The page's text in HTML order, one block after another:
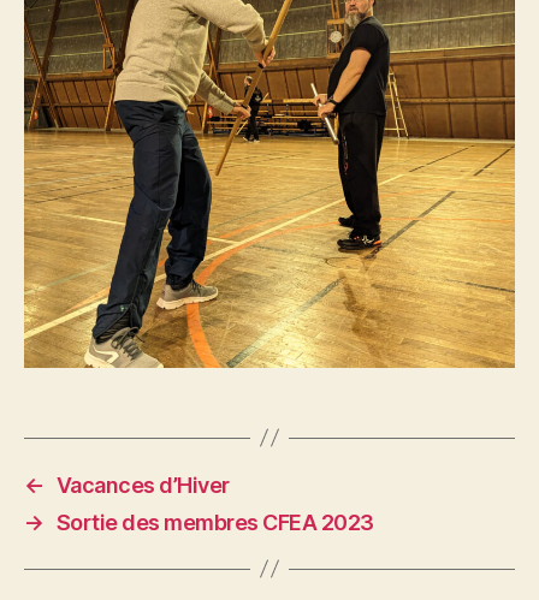
← Vacances d’Hiver
→ Sortie des membres CFEA 2023